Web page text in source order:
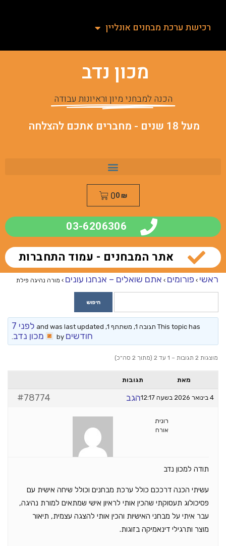
רכישת ערכת מבחנים אונליין
מכון נדב
הכנה למבחני מיון וראיונות עבודה
מעל 18 שנים - מחברים אתכם להצלחה
0₪
0
03-6206306
אתר המבחנים - עמוד התחברות
ראשי › פורומים › אתם שואלים – אנחנו עונים › מורה נהיגה פילת
This topic has תגובה 1, משתתף 1, and was last updated
לפני 7
חודשים
מכון נדב
מוצגות 2 תגובות – 1 עד 2 (מתוך 2 סה״כ)
מאת תגובות
4 בינואר 2026 בשעה 12:17 #78774 הגב
רונית
אורח
תודה למכון נדב
עשיתי הכנה דרככם כולל ערכת מבחנים וכולל שיחה אישית עם
פסיכולוג תעסוקתי שהכין אותי לראיון אישי שמתאים למורת נהיגה,
עבר איתי על מבחני האישיות והכין אותי להצגה עצמית, תיאור
מוצר ותרגילי דינאמיקה בזוגות.